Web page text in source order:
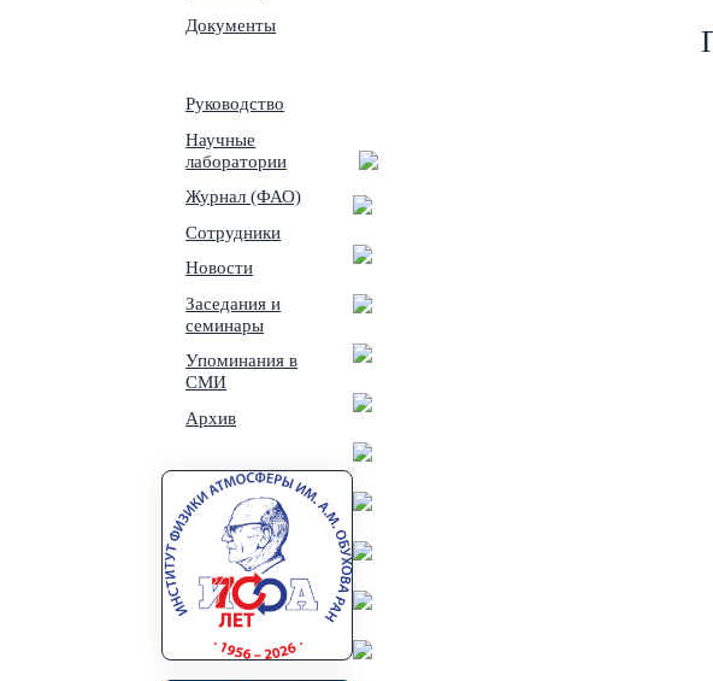
Документы
Руководство
Научные
лаборатории
Журнал (ФАО)
Сотрудники
Новости
Заседания и
семинары
Упоминания в
СМИ
Архив